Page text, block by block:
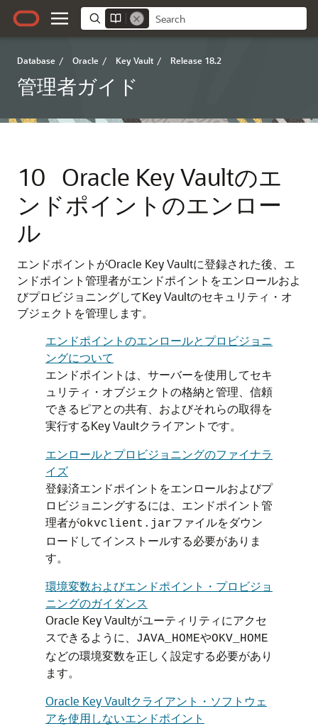
Database / Oracle / Key Vault / Release 18.2
管理者ガイド
10 Oracle Key Vaultのエ
ンドポイントのエンロー
ル
エンドポイントがOracle Key Vaultに登録された後、エ
ンドポイント管理者がエンドポイントをエンロールおよ
びプロビジョニングしてKey Vaultのセキュリティ・オ
ブジェクトを管理します。
エンドポイントのエンロールとプロビジョニ
ングについて
エンドポイントは、サーバーを使用してセキ
ュリティ・オブジェクトの格納と管理、信頼
できるピアとの共有、およびそれらの取得を
実行するKey Vaultクライアントです。
エンロールとプロビジョニングのファイナラ
イズ
登録済エンドポイントをエンロールおよびプ
ロビジョニングするには、エンドポイント管
理者がokvclient.jarファイルをダウン
ロードしてインストールする必要がありま
す。
環境変数およびエンドポイント・プロビジョ
ニングのガイダンス
Oracle Key Vaultがユーティリティにアクセ
スできるように、
JAVA_HOMEやOKV_HOME
などの環境変数を正しく設定する必要があり
ます。
Oracle Key Vaultクライアント・ソフトウェ
アを使用しないエンドポイント